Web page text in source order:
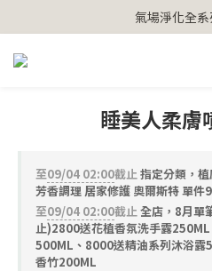
【官網獨家】首次消費 不限金
氣場淨化全
【官網獨家】首次消費 不限金
睡美人柔膚
至09/04 02:00截止指定分類，
芳香調理 居家修護 奧爾斯特 單件
至09/04 02:00截止全店，8月單
止)2800送花植香氛洗手露
500ML、8000送精油系列沐浴
香竹200ML